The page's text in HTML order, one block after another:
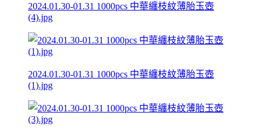
2024.01.30-01.31 1000pcs 中華纏枝紋薄胎玉壺
(4).jpg
2024.01.30-01.31 1000pcs 中華纏枝紋薄胎玉壺
(1).jpg